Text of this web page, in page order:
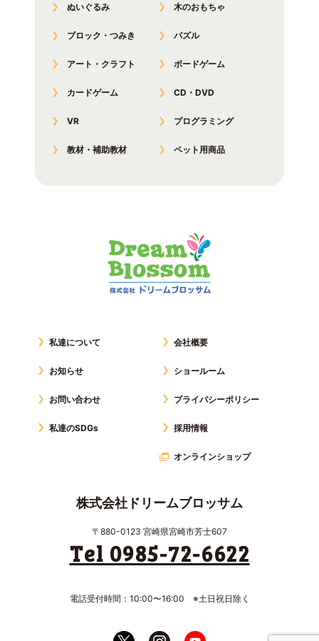
ぬいぐるみ 木のおもちゃ
ブロック・つみき パズル
アート・クラフト ボードゲーム
カードゲーム CD・DVD
VR プログラミング
教材・補助教材 ペット用商品
私達について
お知らせ
お問い合わせ
私達のSDGs
会社概要
ショールーム
プライバシーポリシー
採用情報
オンラインショップ
株式会社ドリームブロッサム
〒880-0123 宮崎県宮崎市芳士607
Tel 0985-72-6622
電話受付時間：10:00〜16:00 ※土日祝日除く